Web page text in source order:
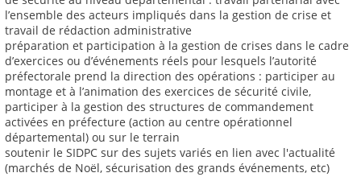
l’ensemble des acteurs impliqués dans la gestion de crise et
travail de rédaction administrative
préparation et participation à la gestion de crises dans le cadre
d’exercices ou d’événements réels pour lesquels l’autorité
préfectorale prend la direction des opérations : participer au
montage et à l’animation des exercices de sécurité civile,
participer à la gestion des structures de commandement
activées en préfecture (action au centre opérationnel
départemental) ou sur le terrain
soutenir le SIDPC sur des sujets variés en lien avec l'actualité
(marchés de Noël, sécurisation des grands événements, etc)